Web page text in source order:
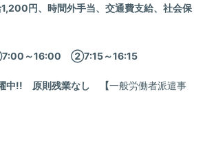
円、時間外手当、交通費支給、社会保
～16:00 ②7:15～16:15
!! 原則残業なし 【一般労働者派遣事